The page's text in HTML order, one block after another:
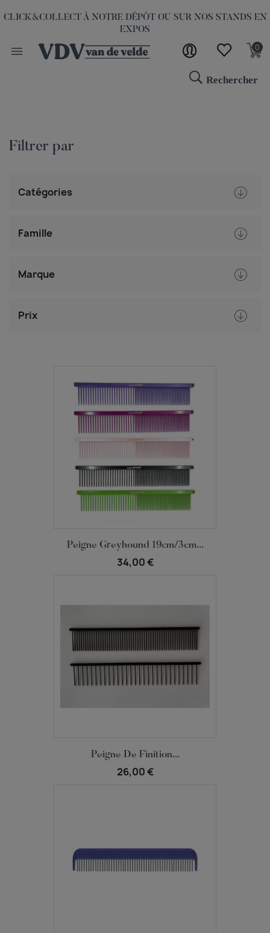
À NOTRE DÉPÔT OU SUR NOS STANDS EN
 0
Rechercher
Filtrer par
Catégories
Famille
Marque
Prix
Aperçu rapide
Peigne Greyhound 19cm/3cm...
34,00 €
Aperçu rapide
Peigne De Finition...
26,00 €